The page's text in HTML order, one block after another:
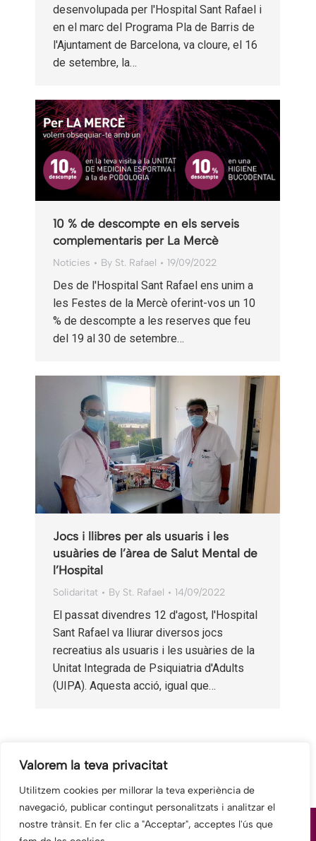
Valorem la teva privacitat
Utilitzem cookies per millorar la teva experiència de
navegació, publicar contingut personalitzats i analitzar el
nostre trànsit. En fer clic a "Acceptar", acceptes l'ús que
desenvolupada per l'Hospital Sant Rafael i
en el marc del Programa Pla de Barris de
l'Ajuntament de Barcelona, va cloure, el 16
de setembre, la…
10 % de descompte en els serveis
complementaris per La Mercè
Notícies By St. Rafael 19/09/2022
Des de l'Hospital Sant Rafael ens unim a
les Festes de la Mercè oferint-vos un 10
% de descompte a les reserves que feu
del 19 al 30 de setembre…
Jocs i llibres per als usuaris i les
usuàries de l’àrea de Salut Mental de
l’Hospital
Solidaritat By St. Rafael 14/09/2022
El passat divendres 12 d'agost, l'Hospital
Sant Rafael va lliurar diversos jocs
recreatius als usuaris i les usuàries de la
Unitat Integrada de Psiquiatria d'Adults
(UIPA). Aquesta acció, igual que…
1 2 3